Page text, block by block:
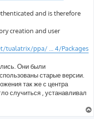
and is therefore
creation and user
tualatrix/ppa/ ... 4/Packages
Они были
старые версии.
так же с центра
случиться , устанавливал